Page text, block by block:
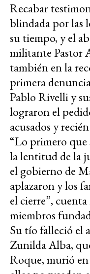
Recabar
blindada por las
su tiempo, y el
militante Pastor
también en la
primera
Pablo Rivelli y
lograron el
acusados y
“Lo primero que
la lentitud de la
el gobierno de
aplazaron y los
el cierre”,
miembros
Su tío falleció el
Zunilda Alba,
Roque, murió